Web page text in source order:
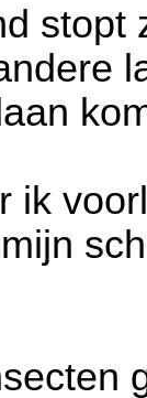
stopt
ik